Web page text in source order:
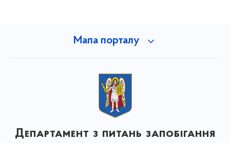
Мапа порталу
Департамент з питань запобігання